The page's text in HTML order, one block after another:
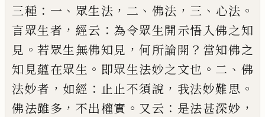
三種 ： 一 、 眾生法 ， 二 、 佛法 ， 三 、 心法 。
言眾生者 ， 經云 ： 為令眾生開示悟入佛之知
見 。若眾生無佛知見 ，何所論開 ？ 當知佛之
知見蘊在眾生 。 即眾生法妙之文也 。 二 、 佛
法妙者 ， 如經 ： 止止不須說 ， 我法妙難思 。
佛法雖多 ， 不出權實 。 又云 ： 是法甚深妙 ，